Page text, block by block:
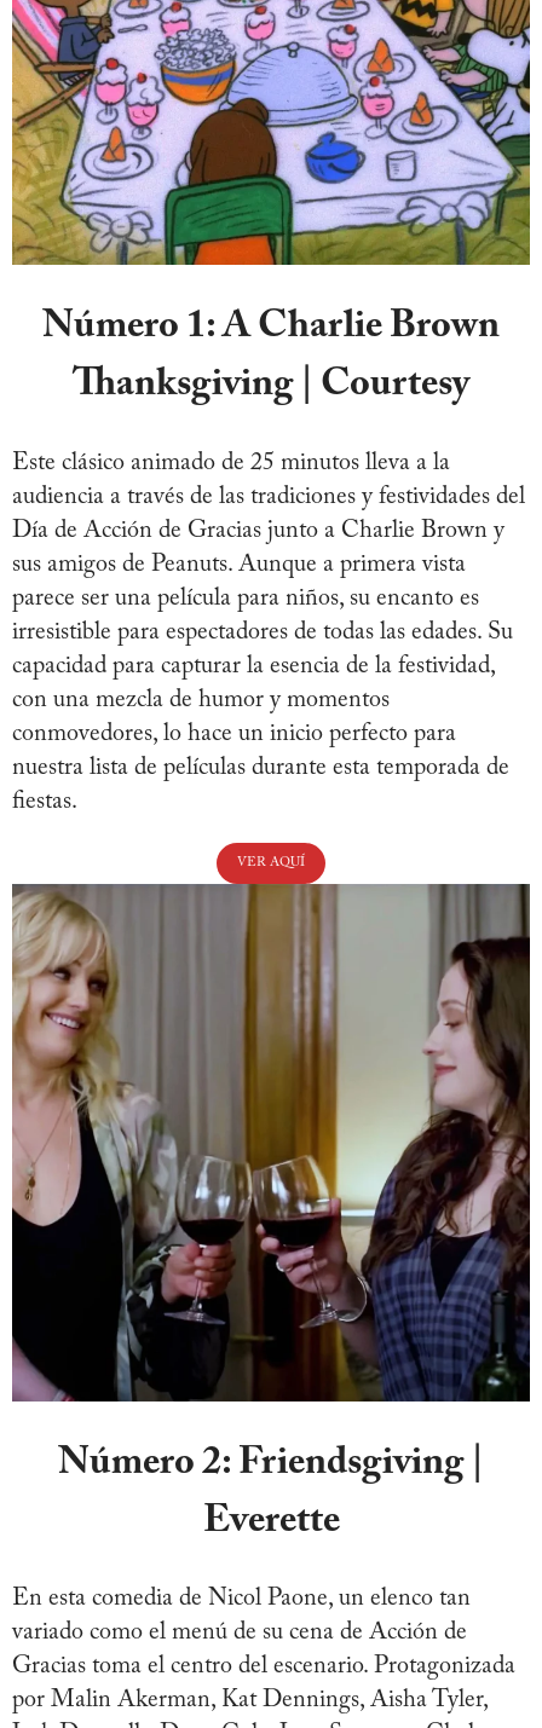
Número 1:A Charlie Brown
Thanksgiving | Courtesy
Este clásico animado de 25 minutos lleva a la
audiencia a través de las tradiciones y festividades del
Día de Acción de Gracias junto a Charlie Brown y
sus amigos de Peanuts. Aunque a primera vista
parece ser una película para niños, su encanto es
irresistible para espectadores de todas las edades. Su
capacidad para capturar la esencia de la festividad,
con una mezcla de humor y momentos
conmovedores, lo hace un inicio perfecto para
nuestra lista de películas durante esta temporada de
fiestas.
VER AQUÍ
Número 2: Friendsgiving |
Everette
En esta comedia de Nicol Paone, un elenco tan
variado como el menú de su cena de Acción de
Gracias toma el centro del escenario. Protagonizada
por Malin Akerman, Kat Dennings, Aisha Tyler,